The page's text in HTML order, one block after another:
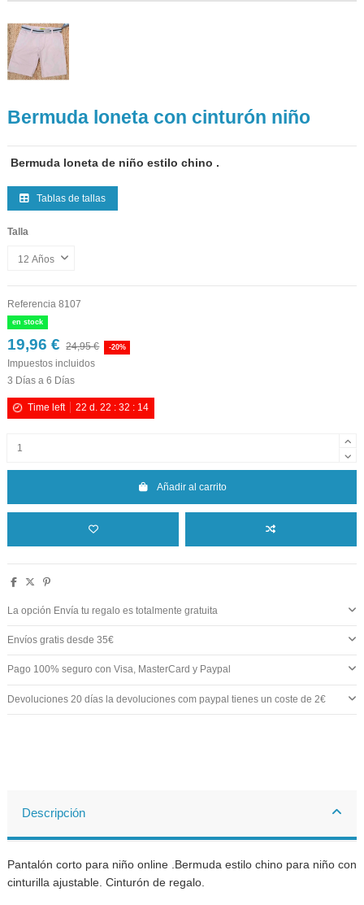
Bermuda loneta con cinturón niño
Bermuda loneta de niño estilo chino .
Tablas de tallas
Talla
Referencia 8107
en stock
19,96 € 24,95 € -20%
Impuestos incluidos
3 Días a 6 Días
Time left 22 d. 22 :32 : 14
Añadir al carrito
La opción Envía tu regalo es totalmente gratuita
Envíos gratis desde 35€
Pago 100% seguro con Visa, MasterCard y Paypal
Devoluciones 20 días la devoluciones com paypal tienes un coste de 2€
Descripción
Pantalón corto para niño online .Bermuda estilo chino para niño con
cinturilla ajustable. Cinturón de regalo.